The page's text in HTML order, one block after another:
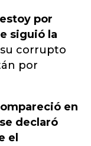
por
siguió la
su corrupto
por
en
declaró
el